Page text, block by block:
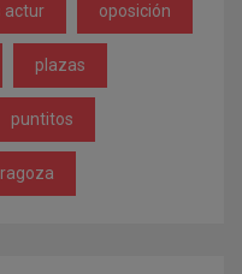
actur oposición
plazas
puntitos